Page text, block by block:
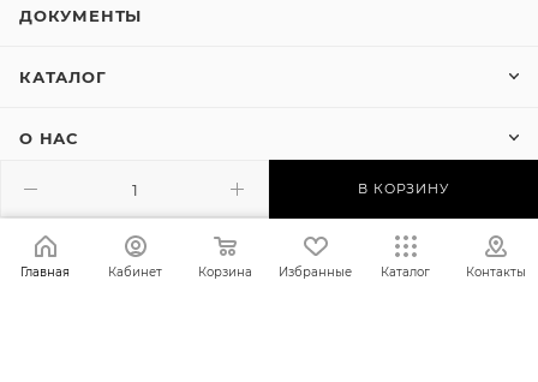
В КОРЗИНУ
ДОКУМЕНТЫ
КАТАЛОГ
О НАС
ПОКУПАТЕЛЯМ
Главная Кабинет Корзина Избранные Каталог Контакты